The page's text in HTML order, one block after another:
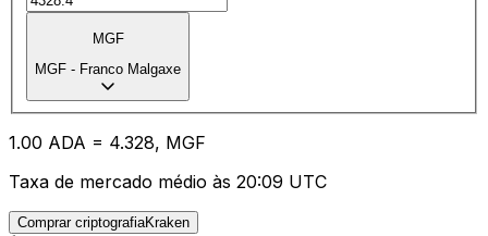
MGF
MGF - Franco Malgaxe
1.00 ADA = 4.328, MGF
Taxa de mercado médio às 20:09 UTC
Comprar criptografiaKraken